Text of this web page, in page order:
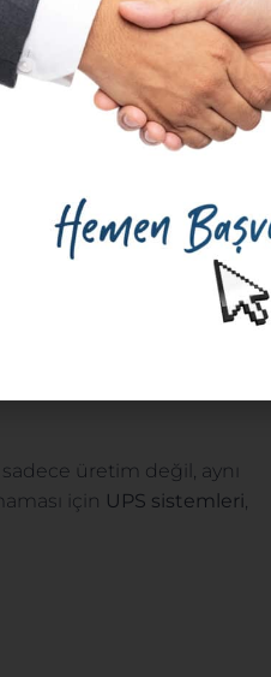
tercih edilmelidir.
, sadece üretim değil, aynı
için UPS sistemleri